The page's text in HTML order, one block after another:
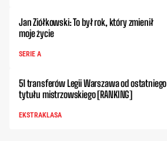
Jan Ziółkowski: To był rok, który zmienił
moje życie
SERIE A
51 transferów Legii Warszawa od ostatniego
tytułu mistrzowskiego [RANKING]
EKSTRAKLASA